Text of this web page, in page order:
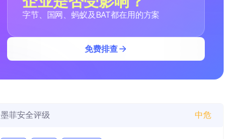
字节、国网、蚂蚁及BAT都在用的方案
免费排查
墨菲安全评级 中危